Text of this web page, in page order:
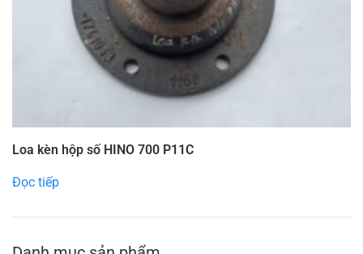
Loa kèn hộp số HINO 700 P11C
Đọc tiếp